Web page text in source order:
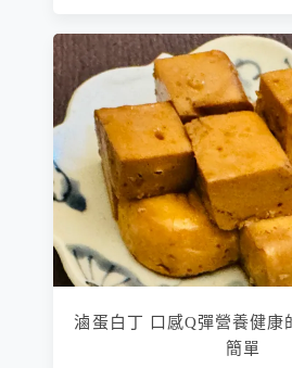
滷蛋白丁 口感Q彈營養健康
簡單